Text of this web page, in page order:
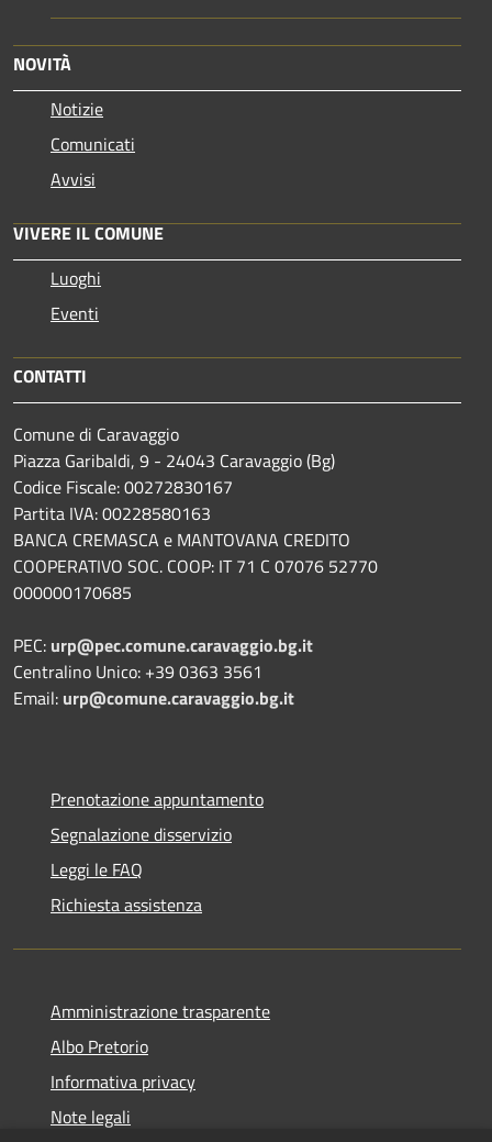
NOVITÀ
Notizie
Comunicati
Avvisi
VIVERE IL COMUNE
Luoghi
Eventi
CONTATTI
Comune di Caravaggio
Piazza Garibaldi, 9 - 24043 Caravaggio (Bg)
Codice Fiscale: 00272830167
Partita IVA: 00228580163
BANCA CREMASCA e MANTOVANA CREDITO
COOPERATIVO SOC. COOP: IT 71 C 07076 52770
000000170685
PEC: urp@pec.comune.caravaggio.bg.it
Centralino Unico: +39 0363 3561
Email: urp@comune.caravaggio.bg.it
Prenotazione appuntamento
Segnalazione disservizio
Leggi le FAQ
Richiesta assistenza
Amministrazione trasparente
Albo Pretorio
Informativa privacy
Note legali